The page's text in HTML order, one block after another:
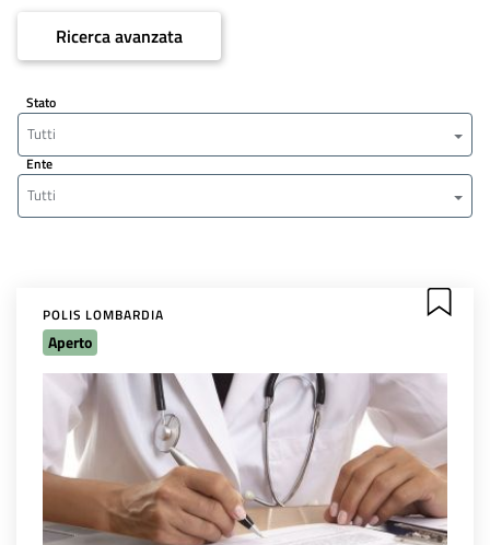
Ricerca avanzata
Stato
Tutti
Ente
Tutti
POLIS LOMBARDIA
Aperto